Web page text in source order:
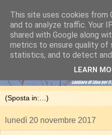
lunedì 20 novembre 2017
This site uses cookies from
and to analyze traffic. Your
shared with Google along
metrics to ensure quality of
statistics, and to detect and
LEARN